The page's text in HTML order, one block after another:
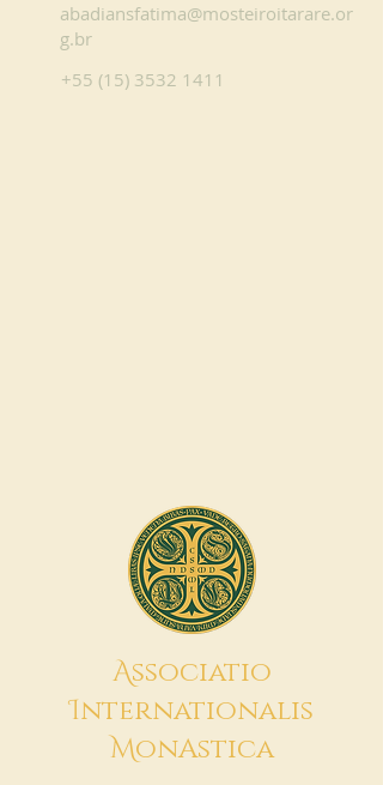
abadiansfatima@mosteiroitarare.or
g.br
+55 (15) 3532 1411
Associatio
Internationalis
MonAstica